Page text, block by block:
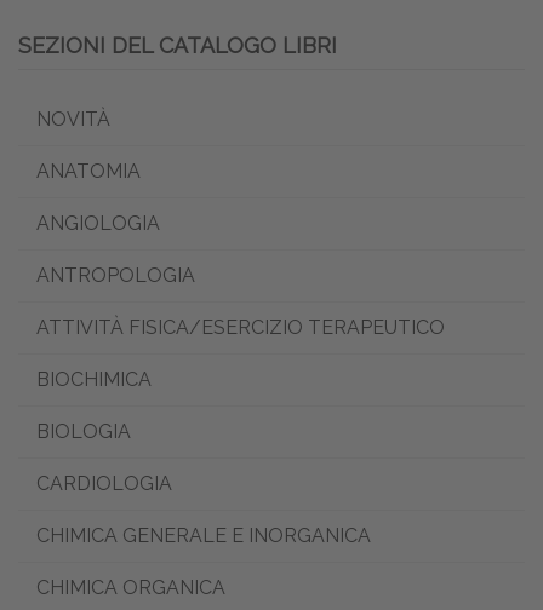
SEZIONI DEL CATALOGO LIBRI
NOVITÀ
ANATOMIA
ANGIOLOGIA
ANTROPOLOGIA
ATTIVITÀ FISICA/ESERCIZIO TERAPEUTICO
BIOCHIMICA
BIOLOGIA
CARDIOLOGIA
CHIMICA GENERALE E INORGANICA
CHIMICA ORGANICA